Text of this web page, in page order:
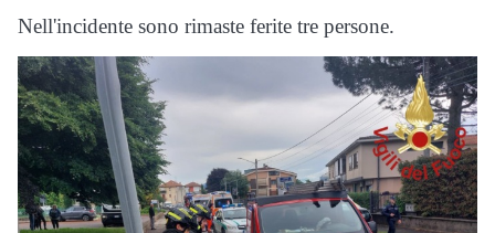
Nell'incidente sono rimaste ferite tre persone.